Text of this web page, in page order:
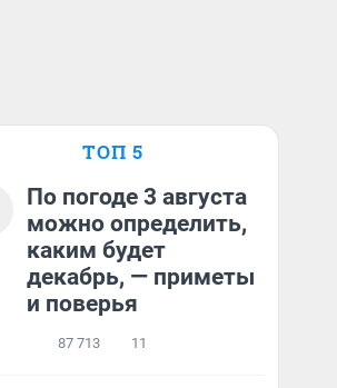
ТОП 5
По погоде 3 августа
можно определить,
каким будет
декабрь, — приметы
и поверья
87 713 11